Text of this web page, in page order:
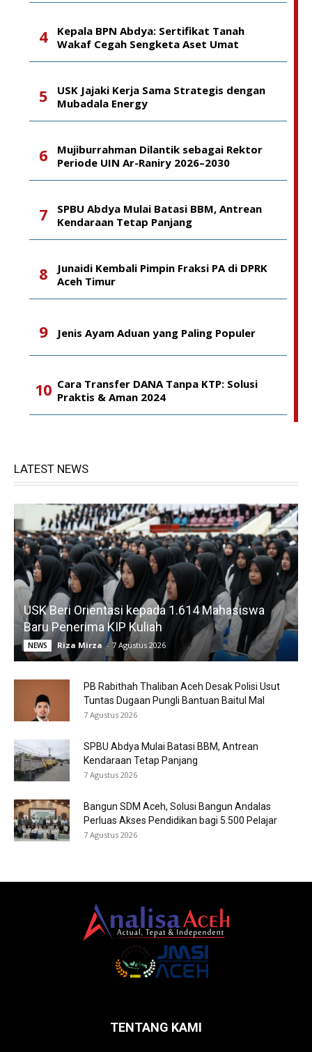
Kepala BPN Abdya: Sertifikat Tanah
Wakaf Cegah Sengketa Aset Umat
USK Jajaki Kerja Sama Strategis dengan
Mubadala Energy
Mujiburrahman Dilantik sebagai Rektor
Periode UIN Ar-Raniry 2026–2030
SPBU Abdya Mulai Batasi BBM, Antrean
Kendaraan Tetap Panjang
Junaidi Kembali Pimpin Fraksi PA di DPRK
Aceh Timur
Jenis Ayam Aduan yang Paling Populer
Cara Transfer DANA Tanpa KTP: Solusi
Praktis & Aman 2024
LATEST NEWS
USK Beri Orientasi kepada 1.614 Mahasiswa
Baru Penerima KIP Kuliah
NEWS Riza Mirza - 7 Agustus 2026
PB Rabithah Thaliban Aceh Desak Polisi Usut
Tuntas Dugaan Pungli Bantuan Baitul Mal
7 Agustus 2026
SPBU Abdya Mulai Batasi BBM, Antrean
Kendaraan Tetap Panjang
7 Agustus 2026
Bangun SDM Aceh, Solusi Bangun Andalas
Perluas Akses Pendidikan bagi 5.500 Pelajar
7 Agustus 2026
TENTANG KAMI